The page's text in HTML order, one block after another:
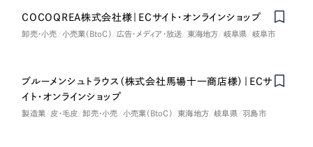
カラフル・多色
COCOQREA株式会社様｜ECサイト・オンラインショップ
卸売・小売 小売業（BtoC） 広告・メディア・放送 東海地方 岐阜県 岐阜市
Nominee
ブルーメンシュトラウス（株式会社馬場十一商店様）｜ECサ
イト・オンラインショップ
製造業 皮・毛皮 卸売・小売 小売業（BtoC） 東海地方 岐阜県 羽島市